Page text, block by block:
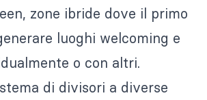
zone ibride dove il primo
luoghi welcoming e
o con altri.
di divisori a diverse